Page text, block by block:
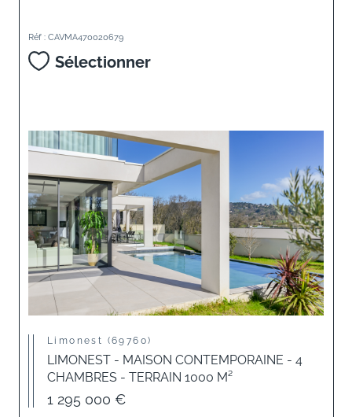
Réf : CAVMA470020679
Sélectionner
Limonest (69760)
LIMONEST - MAISON CONTEMPORAINE - 4
CHAMBRES - TERRAIN 1000 M²
1 295 000 €